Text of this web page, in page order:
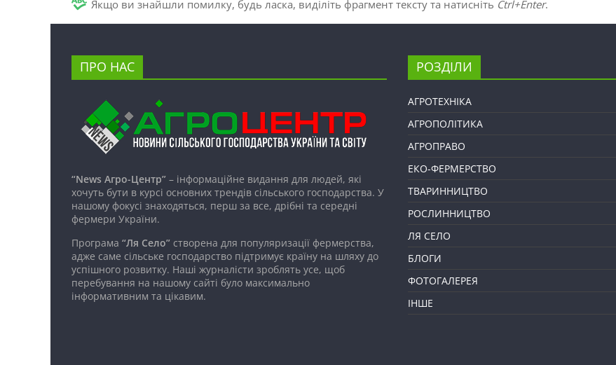
Якщо ви знайшли помилку, будь ласка, виділіть фрагмент тексту та натисніть Ctrl+Enter.
ПРО НАС
“News Агро-Центр” – інформаційне видання для людей, які
хочуть бути в курсі основних трендів сільського господарства. У
нашому фокусі знаходяться, перш за все, дрібні та середні
фермери України.
Програма “Ля Село” створена для популяризації фермерства,
адже саме сільське господарство підтримує країну на шляху до
успішного розвитку. Наші журналісти зроблять усе, щоб
перебування на нашому сайті було максимально
інформативним та цікавим.
РОЗДІЛИ
АГРОТЕХНІКА
АГРОПОЛІТИКА
АГРОПРАВО
ЕКО-ФЕРМЕРСТВО
ТВАРИННИЦТВО
РОСЛИННИЦТВО
ЛЯ СЕЛО
БЛОГИ
ФОТОГАЛЕРЕЯ
ІНШЕ